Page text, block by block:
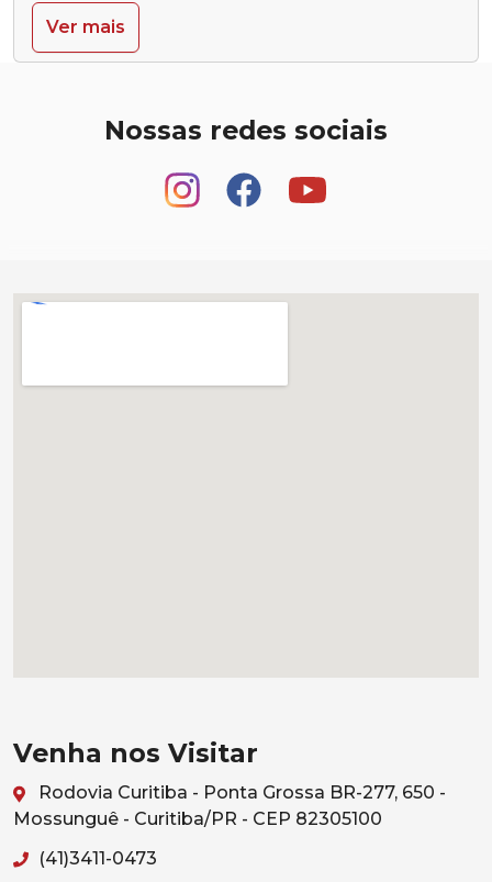
Ver mais
Nossas redes sociais
Venha nos Visitar
Rodovia Curitiba - Ponta Grossa BR-277, 650 -
Mossunguê - Curitiba/PR - CEP 82305100
(41)3411-0473